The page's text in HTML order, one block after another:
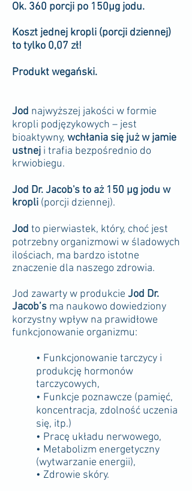
Ok. 360 porcji po 150μg jodu.
Koszt jednej kropli (porcji dziennej)
to tylko 0,07 zł!
Produkt wegański.
Jod najwyższej jakości w formie
kropli podjęzykowych – jest
bioaktywny, wchłania się już w jamie
ustnej i trafia bezpośrednio do
krwiobiegu.
Jod Dr. Jacob's to aż 150 µg jodu w
kropli (porcji dziennej).
Jod to pierwiastek, który, choć jest
potrzebny organizmowi w śladowych
ilościach, ma bardzo istotne
znaczenie dla naszego zdrowia.
Jod zawarty w produkcie Jod Dr.
Jacob’s ma naukowo dowiedziony
korzystny wpływ na prawidłowe
funkcjonowanie organizmu:
• Funkcjonowanie tarczycy i
produkcję hormonów
tarczycowych,
• Funkcje poznawcze (pamięć,
koncentracja, zdolność uczenia
się, itp.)
• Pracę układu nerwowego,
• Metabolizm energetyczny
(wytwarzanie energii),
• Zdrowie skóry.